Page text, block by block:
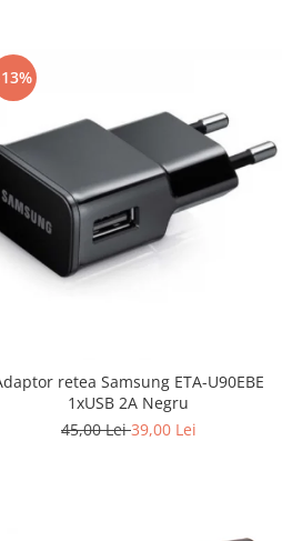
retea Samsung ETA-U90EBE
1xUSB 2A Negru
45,00 Lei39,00 Lei